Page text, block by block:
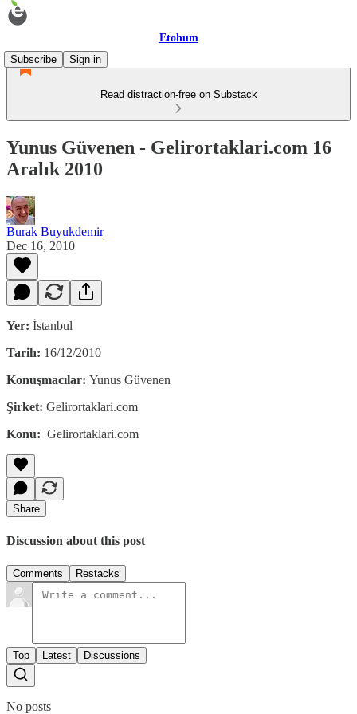
Etohum
Subscribe
Sign in
Read distraction-free on Substack
Yunus Güvenen - Gelirortaklari.com 16
Aralık 2010
Burak Buyukdemir
Dec 16, 2010
Yer: İstanbul
Tarih: 16/12/2010
Konuşmacılar: Yunus Güvenen
Şirket: Gelirortaklari.com
Konu: Gelirortaklari.com
Share
Discussion about this post
Comments Restacks
Top Latest Discussions
No posts